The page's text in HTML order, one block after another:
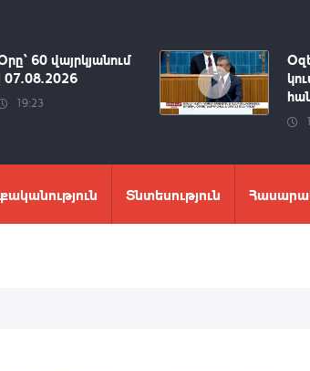
60 վայրկյանում
07.08.2026
19:23
Տնտեսություն